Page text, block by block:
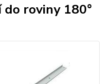
roviny 180°